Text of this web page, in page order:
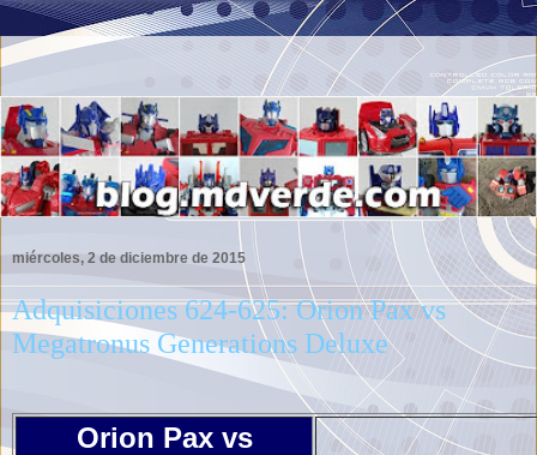
miércoles, 2 de diciembre de 2015
Adquisiciones 624-625: Orion Pax vs
Megatronus Generations Deluxe
Orion Pax vs